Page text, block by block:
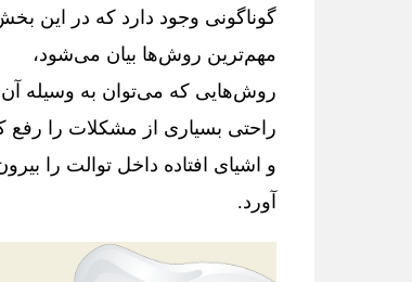
گوناگونی وجود دارد که در این
مهم‌ترین روش‌ها بیان می‌شود،
روش‌هایی که می‌توان به وسیله آن
راحتی بسیاری از مشکلات را رفع
و اشیای افتاده داخل توالت را
آورد.